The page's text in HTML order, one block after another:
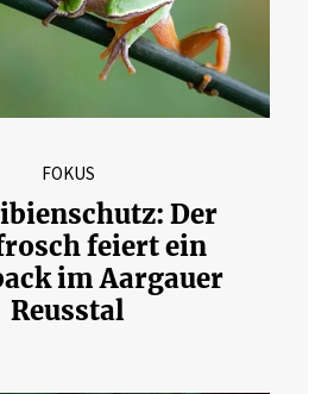
FOKUS
Der
feiert ein
im Aargauer
Reusstal